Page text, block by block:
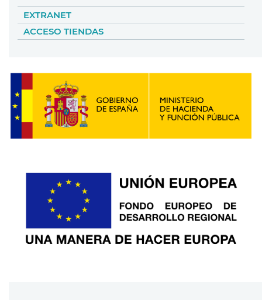
EXTRANET
ACCESO TIENDAS